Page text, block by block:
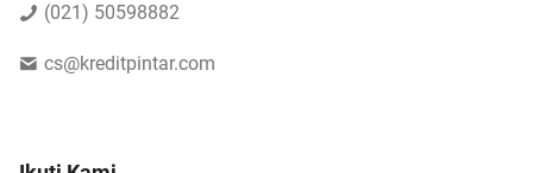
(021) 50598882
cs@kreditpintar.com